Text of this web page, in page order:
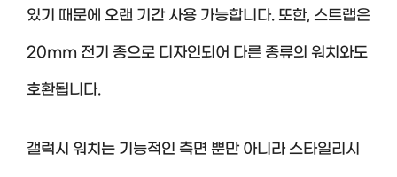
있기 때문에 오랜 기간 사용 가능합니다. 또한, 스트랩은
20mm 전기 종으로 디자인되어 다른 종류의 워치와도
호환됩니다.
갤럭시 워치는 기능적인 측면 뿐만 아니라 스타일리시